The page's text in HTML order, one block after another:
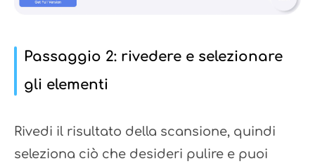
Passaggio 2: rivedere e selezionare
gli elementi
Rivedi il risultato della scansione, quindi
seleziona ciò che desideri pulire e puoi